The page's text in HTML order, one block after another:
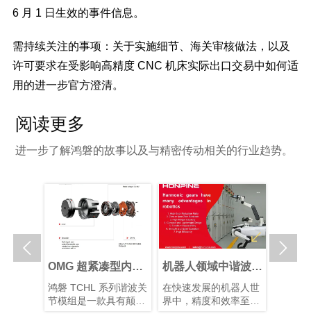
6 月 1 日生效的事件信息。
需持续关注的事项：关于实施细节、海关审核做法，以及
许可要求在受影响高精度 CNC 机床实际出口交易中如何适
用的进一步官方澄清。
阅读更多
进一步了解鸿磐的故事以及与精密传动相关的行业趋势。
OMG 超紧凑型内置
扭矩传感器谐波关节
模组
鸿磐 TCHL 系列谐波关
节模组是一款具有颠覆
机器人领域中谐波减
速器的优势
在快速发展的机器人世
界中，精度和效率至关
 